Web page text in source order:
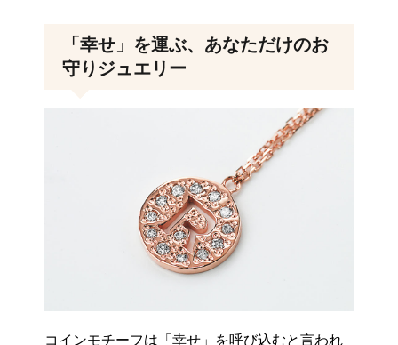
「幸せ」を運ぶ、あなただけのお
守りジュエリー
コインモチーフは「幸せ」を呼び込むと言われ